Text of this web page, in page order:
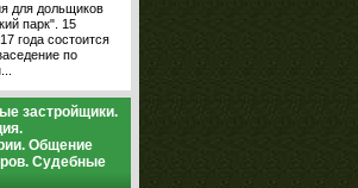
для дольщиков
парк". 15
года состоится
по
застройщики.
Общение
Судебные